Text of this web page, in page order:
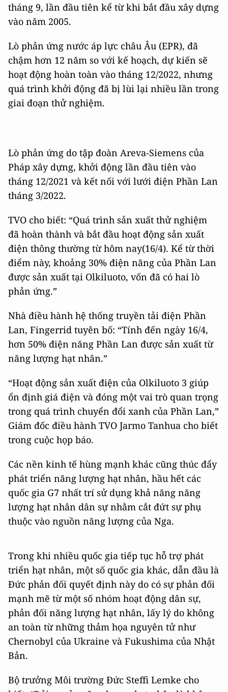
tháng 9, lần đầu tiên kể từ khi bắt đầu xây dựng
vào năm 2005.
Lò phản ứng nước áp lực châu Âu (EPR), đã
chậm hơn 12 năm so với kế hoạch, dự kiến sẽ
hoạt động hoàn toàn vào tháng 12/2022, nhưng
quá trình khởi động đã bị lùi lại nhiều lần trong
giai đoạn thử nghiệm.
Lò phản ứng do tập đoàn Areva-Siemens của
Pháp xây dựng, khởi động lần đầu tiên vào
tháng 12/2021 và kết nối với lưới điện Phần Lan
tháng 3/2022.
TVO cho biết: “Quá trình sản xuất thử nghiệm
đã hoàn thành và bắt đầu hoạt động sản xuất
điện thông thường từ hôm nay(16/4). Kể từ thời
điểm này, khoảng 30% điện năng của Phần Lan
được sản xuất tại Olkiluoto, vốn đã có hai lò
phản ứng.”
Nhà điều hành hệ thống truyền tải điện Phần
Lan, Fingerrid tuyên bố: “Tính đến ngày 16/4,
hơn 50% điện năng Phần Lan được sản xuất từ
năng lượng hạt nhân.”
“Hoạt động sản xuất điện của Olkiluoto 3 giúp
ổn định giá điện và đóng một vai trò quan trọng
trong quá trình chuyển đổi xanh của Phần Lan,”
Giám đốc điều hành TVO Jarmo Tanhua cho biết
trong cuộc họp báo.
Các nền kinh tế hùng mạnh khác cũng thúc đẩy
phát triển năng lượng hạt nhân, hầu hết các
quốc gia G7 nhất trí sử dụng khả năng năng
lượng hạt nhân dân sự nhằm cắt đứt sự phụ
thuộc vào nguồn năng lượng của Nga.
Trong khi nhiều quốc gia tiếp tục hỗ trợ phát
triển hạt nhân, một số quốc gia khác, dẫn đầu là
Đức phản đối quyết định này do có sự phản đối
mạnh mẽ từ một số nhóm hoạt động dân sự,
phản đối năng lượng hạt nhân, lấy lý do không
an toàn từ những thảm họa nguyên tử như
Chernobyl của Ukraine và Fukushima của Nhật
Bản.
Bộ trưởng Môi trường Đức Steffi Lemke cho